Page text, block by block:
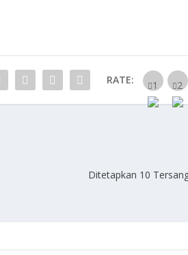
RATE:
Ditetapkan 10